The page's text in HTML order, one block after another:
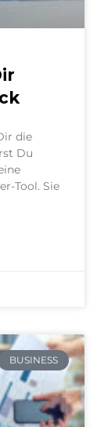
die
Du
Tool. Sie
BUSINESS